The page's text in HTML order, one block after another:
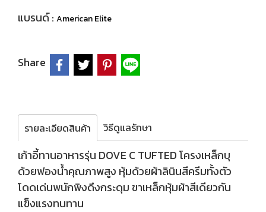
แบรนด์ : American Elite
Share
รายละเอียดสินค้า วิธีดูแลรักษา
เก้าอี้ทานอาหารรุ่น DOVE C TUFTED โครงเหล็กบุ
ด้วยฟองน้ำคุณภาพสูง หุ้มด้วยผ้าลินินสีครีมทั้งตัว
โดดเด่นพนักพิงดึงกระดุม ขาเหล็กหุ้มผ้าสีเดียวกัน
แข็งแรงทนทาน